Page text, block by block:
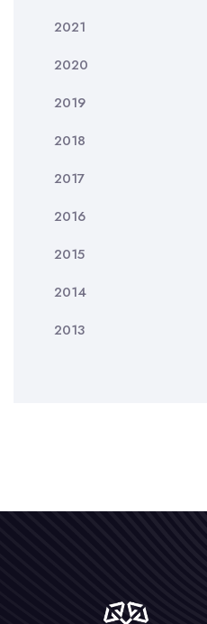
2021
2020
2019
2018
2017
2016
2015
2014
2013